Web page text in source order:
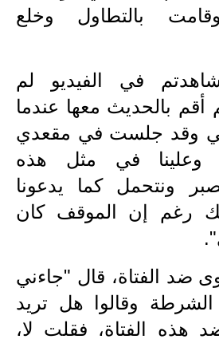
المرحلة المتوسطة
مرشحات
المرحلة الابتدائية
المرحلة المتوسطة
المرحلة الاعدادية
المرحلة الابتدائية
المرحلة المتوسطة
بالتطاول وخلع
في الفيديو لم
أقم بالحديث معها عندما
وقد جلست في مقعدي
وعلينا في مثل هذه
ونتحمل كما يدعونا
رغم إن الموقف كان
ضد الفتاة، قال "جاءني
وقالوا هل تريد
هذه الفتاة، فقلت لا،